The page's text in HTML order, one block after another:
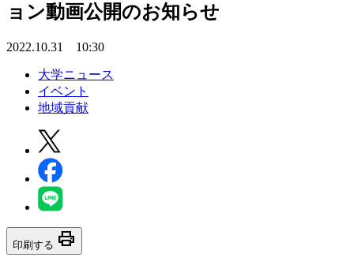
ョン動画公開のお知らせ
2022.10.31 10:30
大学ニュース
イベント
地域貢献
印刷する print